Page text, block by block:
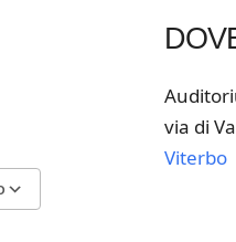
via di
Viterbo